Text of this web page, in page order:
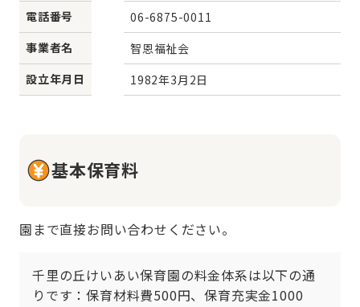
電話番号
06-6875-0011
事業者名
智恩福祉会
設立年月日
1982年3月2日
基本保育料
園まで直接お問い合わせください。
千里の丘けいあい保育園の料金体系は以下の通
りです：保育材料費500円、保育充実金1000